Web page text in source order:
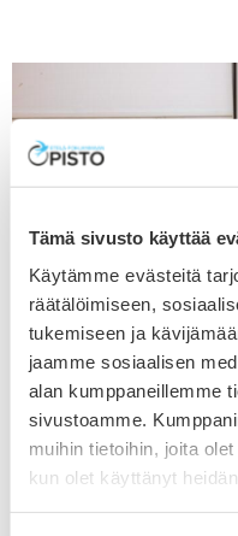
Tämä sivusto käyttää
Käytämme evästeitä
räätälöimiseen,
tukemiseen ja
jaamme sosiaalisen
alan kumppaneillemme
sivustoamme.
muihin tietoihin, joita
kun olet käyttänyt
Opiston 134.
säveliin
29.5.2026